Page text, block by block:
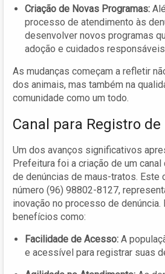
Criação de Novas Programas:
processo de atendimento às
desenvolver novos programas
adoção e cuidados
As mudanças começam a refletir
dos animais, mas também na
comunidade como um todo.
Canal para Registro
Um dos avanços significativos
Prefeitura foi a criação de um
de denúncias de maus-tratos. Este
número (96) 98802-8127,
inovação no processo de
benefícios como:
Facilidade de Acesso: A
e acessível para registrar suas